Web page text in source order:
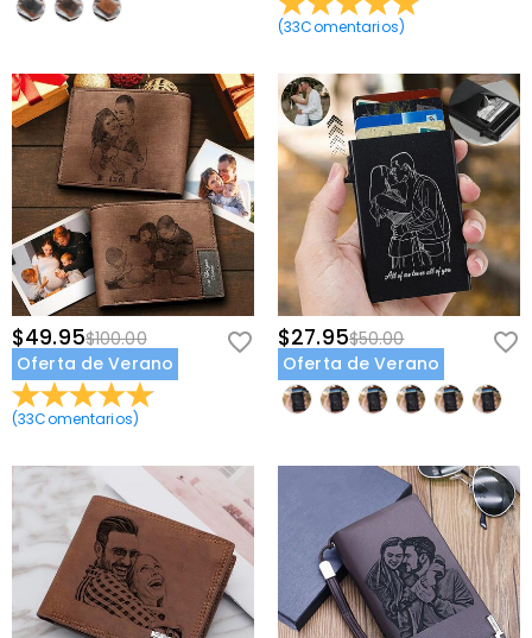
(33Comentarios)
$49.95$100.00
Oferta de Verano
(33Comentarios)
$27.95$50.00
Oferta de Verano